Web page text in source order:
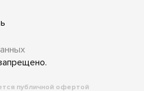
публичной офертой